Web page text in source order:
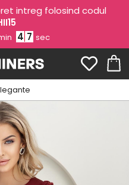
intreg folosind codul
4 6 sec